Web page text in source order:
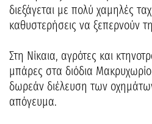
διεξάγεται με πολύ χαμηλές
καθυστερήσεις να ξεπερνούν
Στη Νίκαια, αγρότες και
μπάρες στα διόδια
δωρεάν διέλευση των
απόγευμα.